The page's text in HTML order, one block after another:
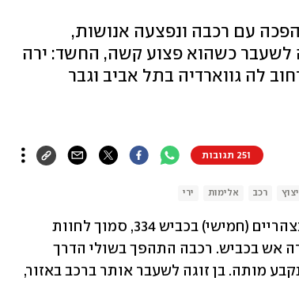
334, האישה התהפכה עם רכבה ונפצעה אנושות,
לשעבר כשהוא פצוע קשה, החשד: ירה
לה גווארדיה בתל אביב וגבר
251 תגובות
רכב אלימות ירי